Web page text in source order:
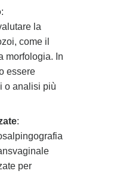
:
la
come il
morfologia. In
essere
o analisi più
:
per